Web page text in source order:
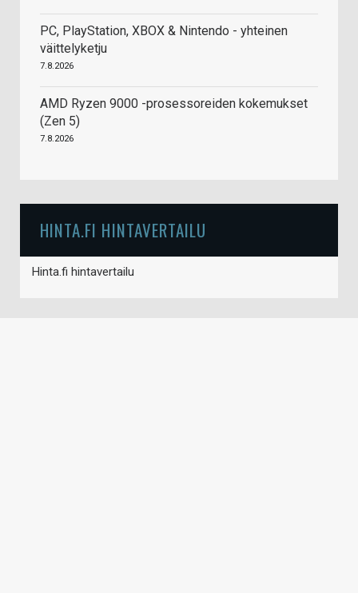
PC, PlayStation, XBOX & Nintendo - yhteinen
väittelyketju
7.8.2026
AMD Ryzen 9000 -prosessoreiden kokemukset
(Zen 5)
7.8.2026
HINTA.FI HINTAVERTAILU
Hinta.fi hintavertailu